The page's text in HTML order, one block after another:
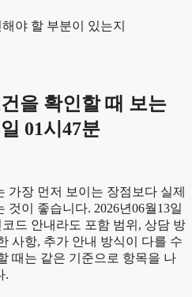
야 할 부분이 있는지
을 확인할 때 보는
01시47분
가장 먼저 보이는 장점보다 실제
것이 좋습니다. 2026년06월13일
드 안내라도 포함 범위, 상담 방
사항, 추가 안내 방식이 다를 수
때는 같은 기준으로 항목을 나
.